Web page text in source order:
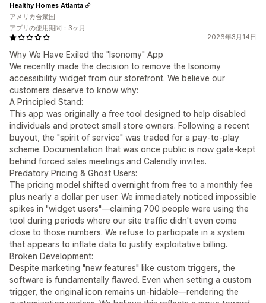
2026年3月14日
Why We Have Exiled the "Isonomy" App
We recently made the decision to remove the Isonomy
accessibility widget from our storefront. We believe our
customers deserve to know why:
A Principled Stand:
This app was originally a free tool designed to help disabled
individuals and protect small store owners. Following a recent
buyout, the "spirit of service" was traded for a pay-to-play
scheme. Documentation that was once public is now gate-kept
behind forced sales meetings and Calendly invites.
Predatory Pricing & Ghost Users:
The pricing model shifted overnight from free to a monthly fee
plus nearly a dollar per user. We immediately noticed impossible
spikes in "widget users"—claiming 700 people were using the
tool during periods where our site traffic didn't even come
close to those numbers. We refuse to participate in a system
that appears to inflate data to justify exploitative billing.
Broken Development:
Despite marketing "new features" like custom triggers, the
software is fundamentally flawed. Even when setting a custom
trigger, the original icon remains un-hidable—rendering the
Healthy Homes Atlanta
アメリカ合衆国
アプリの使用期間：3ヶ月